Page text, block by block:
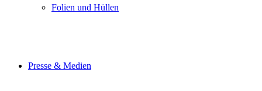
Folien und Hüllen
Presse & Medien